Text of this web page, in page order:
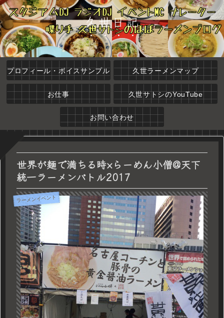
久世日記
プロフィール・ボイスサンプル 久世ラーメンマップ
お仕事 久世サトシのYouTube
お問い合わせ
世界が麺で満ちる時×らーめん小僧@天下
統一ラーメンバトル2017
ラーメンイベント